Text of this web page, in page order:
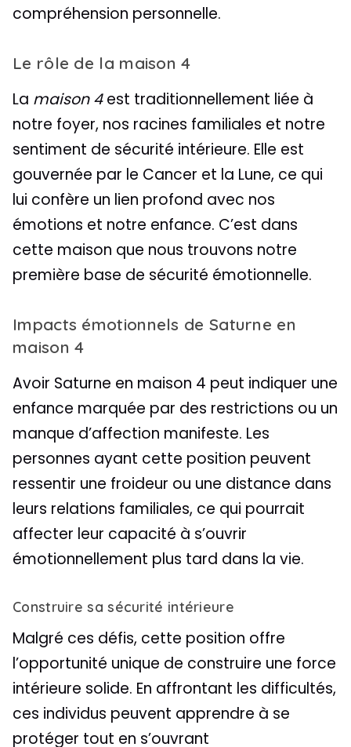
compréhension personnelle.
Le rôle de la maison 4
La maison 4est traditionnellement liée à
notre foyer, nos racines familiales et notre
sentiment de sécurité intérieure. Elle est
gouvernée par le Cancer et la Lune, ce qui
lui confère un lien profond avec nos
émotions et notre enfance. C’est dans
cette maison que nous trouvons notre
première base de sécurité émotionnelle.
Impacts émotionnels de Saturne en
maison 4
Avoir Saturne en maison 4 peut indiquer une
enfance marquée par des restrictions ou un
manque d’affection manifeste. Les
personnes ayant cette position peuvent
ressentir une froideur ou une distance dans
leurs relations familiales, ce qui pourrait
affecter leur capacité à s’ouvrir
émotionnellement plus tard dans la vie.
Construire sa sécurité intérieure
Malgré ces défis, cette position offre
l’opportunité unique de construire une force
intérieure solide. En affrontant les difficultés,
ces individus peuvent apprendre à se
protéger tout en s’ouvrant